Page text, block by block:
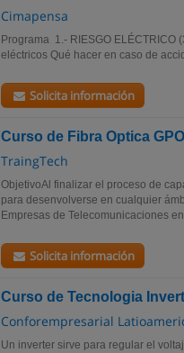
Cimapensa
Programa 1.- RIESGO
eléctricos Qué hacer en caso de
Solicita información
Curso de Fibra Optica
TraingTech
ObjetivoAl finalizar el proceso de
para desenvolverse en cualquier
Empresas de Telecomunicaciones
Solicita información
Curso de Tecnologia
Conforempresarial
Un inverter sirve para regular el